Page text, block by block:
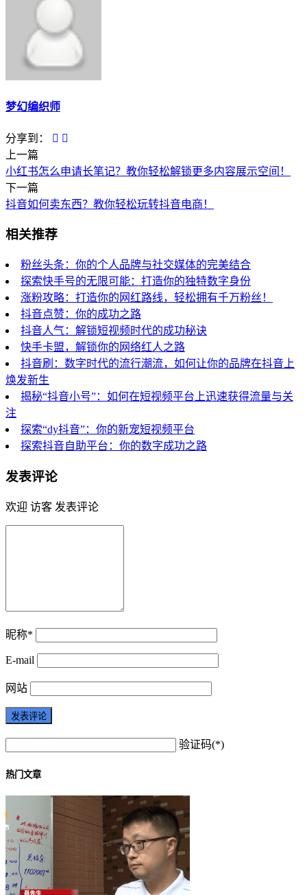
梦幻编织师
分享到：
上一篇
小红书怎么申请长笔记？教你轻松解锁更多内容展示空间！
下一篇
抖音如何卖东西？教你轻松玩转抖音电商！
相关推荐
粉丝头条：你的个人品牌与社交媒体的完美结合
探索快手号的无限可能：打造你的独特数字身份
涨粉攻略：打造你的网红路线，轻松拥有千万粉丝！
抖音点赞：你的成功之路
抖音人气：解锁短视频时代的成功秘诀
快手卡盟，解锁你的网络红人之路
抖音刷：数字时代的流行潮流，如何让你的品牌在抖音上
焕发新生
揭秘“抖音小号”：如何在短视频平台上迅速获得流量与关
注
探索“dy抖音”：你的新宠短视频平台
探索抖音自助平台：你的数字成功之路
发表评论
欢迎 访客 发表评论
昵称*
E-mail
网站
验证码(*)
热门文章